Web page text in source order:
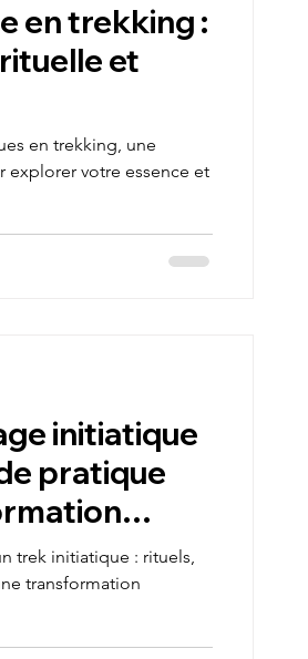
en trekking :
et
en trekking, une
explorer votre essence et
initiatique
pratique
trek initiatique : rituels,
transformation